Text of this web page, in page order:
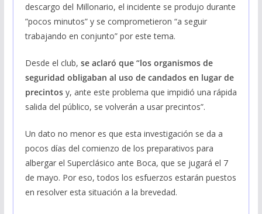
descargo del Millonario, el incidente se produjo durante
”pocos minutos” y se comprometieron “a seguir
trabajando en conjunto” por este tema.
Desde el club, se aclaró que “los organismos de
seguridad obligaban al uso de candados en lugar de
precintosy, ante este problema que impidió una rápida
salida del público, se volverán a usar precintos”.
Un dato no menor es que esta investigación se da a
pocos días del comienzo de los preparativos para
albergar el Superclásico ante Boca, que se jugará el 7
de mayo. Por eso, todos los esfuerzos estarán puestos
en resolver esta situación a la brevedad.